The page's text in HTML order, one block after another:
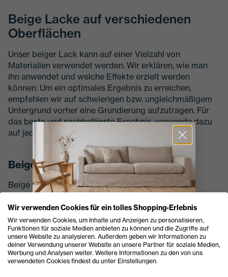
Beige Lacke auf verschiedenen
Oberflächen
Unser beiger Lack kann auf einer Vielzahl von
Materialien verwendet werden. Wir erklären, wie man
ihn anwendet und welche Effekte erzielt werden
können. Um ein optimales Ergebnis zu erreichen,
empfehlen wir auf schwierigen bzw. ungleichmäßigem
Untergrund vorher eine Grundierung aufzutragen. Für
das beste und nachhaltigste Ergebnis, verwende dazu
auf jeden Fall unseren
Beige auf Kunststoff oder Laminat
Beige Lacke sind ideal, um Kunststoff- oder
zu verleihen. Unsere nachhaltigen Farben bieten eine
hervorragende Haftung und eine glatte, gleichmäßige
Oberfläche, perfekt für Möbelstücke oder
Dekorationen, die einen Hauch von Eleganz ausstrahlen
sollen.
PURE WHITE
Wir verwenden Cookies für ein tolles Shopping-Erlebnis
Wir verwenden Cookies, um Inhalte und Anzeigen zu personalisieren,
Funktionen für soziale Medien anbieten zu können und die Zugriffe auf
unsere Website zu analysieren. Außerdem geben wir Informationen zu
deiner Verwendung unserer Website an unsere Partner für soziale Medien,
Werbung und Analysen weiter. Weitere Informationen zu den von uns
verwendeten Cookies findest du unter Einstellungen.